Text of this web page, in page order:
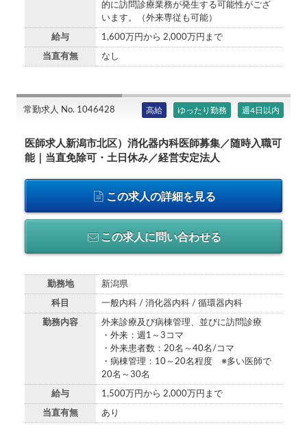
的に訪問診療業務が発生する可能性がござ
います。（外来専従も可能）
給与 1,600万円から 2,000万円まで
当直有無 なし
常勤求人 No. 1046428 高給 ゆったり勤務 週4日以内
医師求人新潟市北区）消化器内科医師募集／随時入職可
能｜当直免除可・土日休み／経営安定法人
この求人の詳細を見る
この求人に問い合わせる
勤務地 新潟県
科目 一般内科 / 消化器内科 / 循環器内科
勤務内容
外来診療及び病棟管理、並びに訪問診療
・外来：週1～3コマ
・外来患者数：20名～40名/コマ
・病棟管理：10～20名程度 ※多い医師で
20名～30名
給与 1,500万円から 2,000万円まで
当直有無 あり